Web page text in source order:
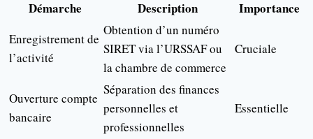
Démarche Description Importance
Enregistrement de
l’activité
Obtention d’un numéro
SIRET via l’URSSAF ou
la chambre de commerce
Cruciale
Ouverture compte
bancaire
Séparation des finances
personnelles et
professionnelles
Essentielle